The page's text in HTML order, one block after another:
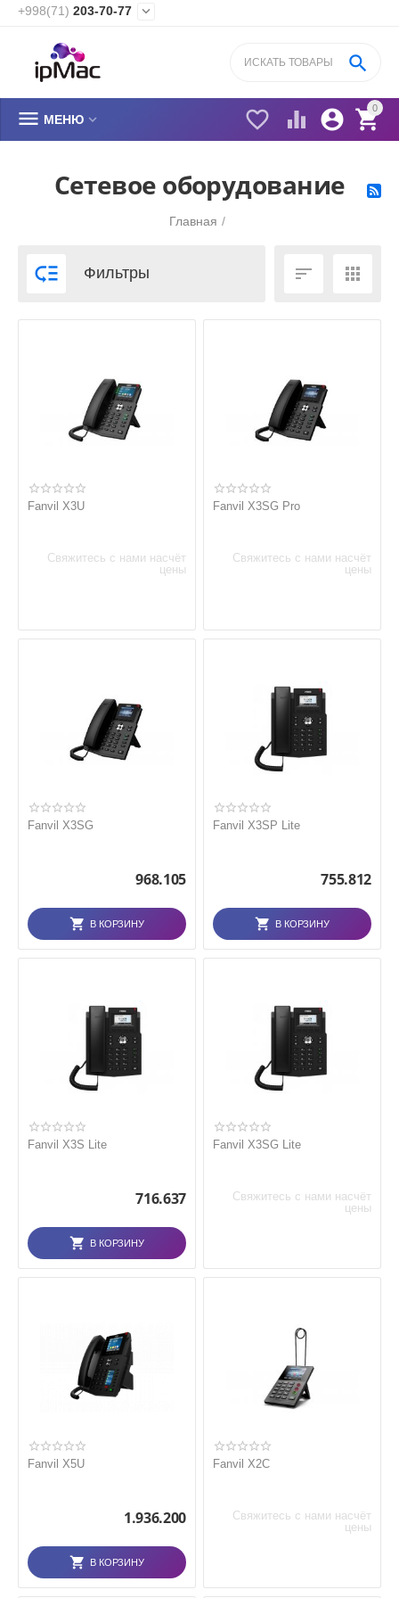
+998(71) 203-70-77 
0


 

 МЕНЮ 
Сетевое оборудование
Главная /
 Фильтры  
Fanvil X3U
Свяжитесь с нами насчёт
цены
Fanvil X3SG Pro
Свяжитесь с нами насчёт
цены
Fanvil X3SG
968.105
В КОРЗИНУ
Fanvil X3SP Lite
755.812
В КОРЗИНУ
Fanvil X3S Lite
716.637
В КОРЗИНУ
Fanvil X3SG Lite
Свяжитесь с нами насчёт
цены
Fanvil X5U
1.936.200
В КОРЗИНУ
Fanvil X2C
Свяжитесь с нами насчёт
цены